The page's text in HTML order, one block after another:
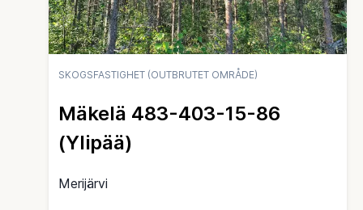
SKOGSFASTIGHET (OUTBRUTET OMRÅDE)
Mäkelä 483-403-15-86
(Ylipää)
Merijärvi